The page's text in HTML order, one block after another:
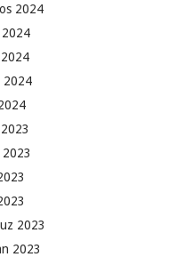
2024
2024
2024
2023
2023
2023